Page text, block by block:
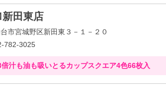
新田東店
市宮城野区新田東３－１－２０
782-3025
倍汁も油も吸いとるカップスクエア4色66枚入